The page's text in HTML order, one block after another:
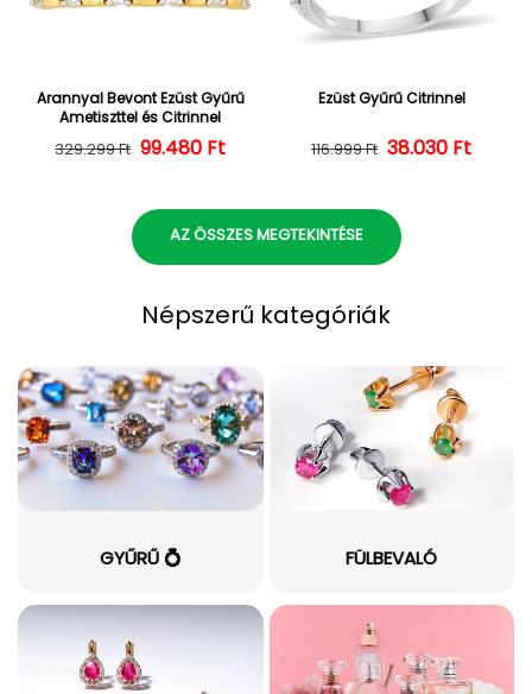
Arannyal Bevont Ezüst Gyűrű
Ametiszttel és Citrinnel
Normál ár
329.299 Ft Kedvezményes ár
99.480 Ft
Ezüst Gyűrű Citrinnel
Normál ár
116.999 Ft 38.030 Ft
AZ ÖSSZES MEGTEKINTÉSE
Népszerű kategóriák
GYŰRŰ 💍 FÜLBEVALÓ